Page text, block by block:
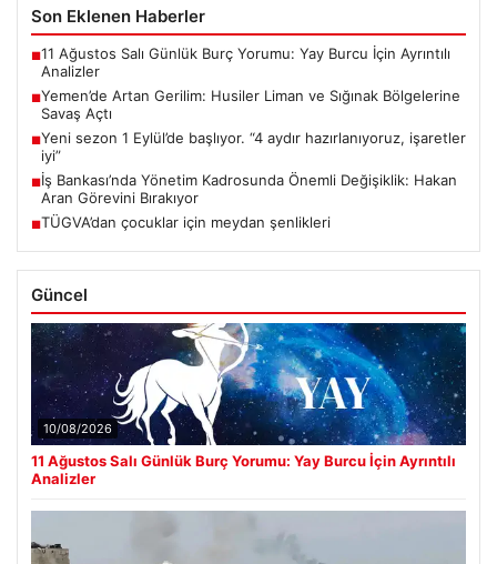
Son Eklenen Haberler
■11 Ağustos Salı Günlük Burç Yorumu: Yay Burcu İçin Ayrıntılı
Analizler
■Yemen’de Artan Gerilim: Husiler Liman ve Sığınak Bölgelerine
Savaş Açtı
■Yeni sezon 1 Eylül’de başlıyor. “4 aydır hazırlanıyoruz, işaretler
iyi”
■İş Bankası’nda Yönetim Kadrosunda Önemli Değişiklik: Hakan
Aran Görevini Bırakıyor
■TÜGVA’dan çocuklar için meydan şenlikleri
Güncel
10/08/2026
11 Ağustos Salı Günlük Burç Yorumu: Yay Burcu İçin Ayrıntılı
Analizler